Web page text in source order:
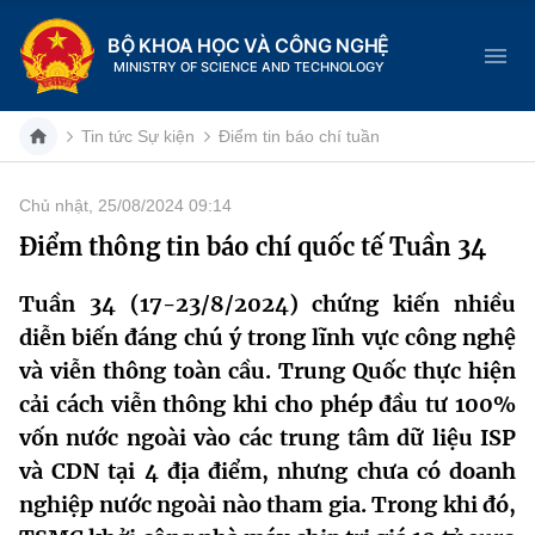
BỘ KHOA HỌC VÀ CÔNG NGHỆ
MINISTRY OF SCIENCE AND TECHNOLOGY
Danh mục
Giới thiệu
Chức năng nhiệm vụ
Cơ cấu tổ chức
Lịch sử phát triển
Tin tức sự kiện
Khoa học và Công nghệ
Đổi mới sáng tạo
Dịch vụ công
Hệ thống văn bản
Tin tức Sự kiện Điểm tin báo chí tuần
Chủ nhật, 25/08/2024 09:14
Điểm thông tin báo chí quốc tế Tuần 34
Tuần 34 (17-23/8/2024) chứng kiến nhiều
diễn biến đáng chú ý trong lĩnh vực công nghệ
và viễn thông toàn cầu. Trung Quốc thực hiện
cải cách viễn thông khi cho phép đầu tư 100%
vốn nước ngoài vào các trung tâm dữ liệu ISP
và CDN tại 4 địa điểm, nhưng chưa có doanh
nghiệp nước ngoài nào tham gia. Trong khi đó,